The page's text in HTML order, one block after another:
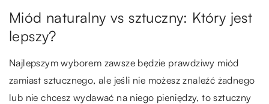
Miód naturalny vs sztuczny: Który jest
lepszy?
Najlepszym wyborem zawsze będzie prawdziwy miód
zamiast sztucznego, ale jeśli nie możesz znaleźć żadnego
lub nie chcesz wydawać na niego pieniędzy, to sztuczny